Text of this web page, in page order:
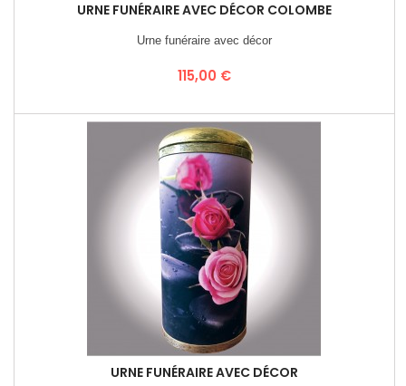
URNE FUNÉRAIRE AVEC DÉCOR COLOMBE
Urne funéraire avec décor
Prix
115,00 €
URNE FUNÉRAIRE AVEC DÉCOR